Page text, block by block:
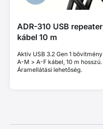
ADR-310 USB repeater
kábel 10 m
Aktív USB 3.2 Gen 1 bővítmény
A-M > A-F kábel, 10 m hosszú.
Áramellátási lehetőség.